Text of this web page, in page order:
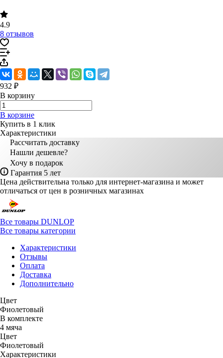
4.9
8 отзывов
932 ₽
В корзину
В корзине
Купить в 1 клик
Характеристики
Рассчитать доставку
Нашли дешевле?
Хочу в подарок
Гарантия 5 лет
Цена действительна только для интернет-магазина и может
отличаться от цен в розничных магазинах
Все товары DUNLOP
Все товары категории
Характеристики
Отзывы
Оплата
Доставка
Дополнительно
Цвет
Фиолетовый
В комплекте
4 мяча
Цвет
Фиолетовый
Характеристики